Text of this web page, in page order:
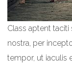
Class aptent
nostra, per
tempor, ut iaculis